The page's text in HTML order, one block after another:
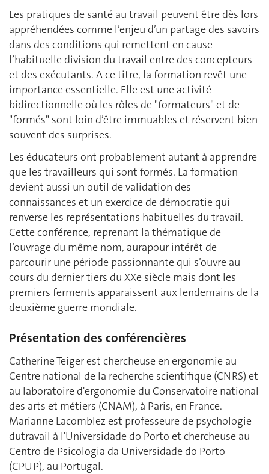
Les pratiques de santé au travail peuvent être dès lors
appréhendées comme l’enjeu d’un partage des savoirs
dans des conditions qui remettent en cause
l’habituelle division du travail entre des concepteurs
et des exécutants. A ce titre, la formation revêt une
importance essentielle. Elle est une activité
bidirectionnelle où les rôles de "formateurs" et de
"formés" sont loin d’être immuables et réservent bien
souvent des surprises.
Les éducateurs ont probablement autant à apprendre
que les travailleurs qui sont formés. La formation
devient aussi un outil de validation des
connaissances et un exercice de démocratie qui
renverse les représentations habituelles du travail.
Cette conférence, reprenant la thématique de
l’ouvrage du même nom, aurapour intérêt de
parcourir une période passionnante qui s’ouvre au
cours du dernier tiers du XXe siècle mais dont les
premiers ferments apparaissent aux lendemains de la
deuxième guerre mondiale.
Présentation des conférencières
Catherine Teiger est chercheuse en ergonomie au
Centre national de la recherche scientifique (CNRS) et
au laboratoire d'ergonomie du Conservatoire national
des arts et métiers (CNAM), à Paris, en France.
Marianne Lacomblez est professeure de psychologie
dutravail à l'Universidade do Porto et chercheuse au
Centro de Psicologia da Universidade do Porto
(CPUP), au Portugal.